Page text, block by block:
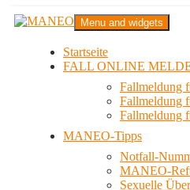
Zum
InhaltMANEO
Das schwule Anti-Gewalt-Projekt
Menu and widgets
Startseite
FALL ONLINE
Fallmeldung
Fallmeldung
Fallmeldung
MANEO-Tipps
Notfall-
MANEO-
Sexuelle